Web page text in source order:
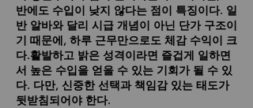
반에도 수입이 낮지 않다는 점이 특징이다. 일
반 알바와 달리 시급 개념이 아닌 단가 구조이
기 때문에, 하루 근무만으로도 체감 수익이 크
다.활발하고 밝은 성격이라면 즐겁게 일하면
서 높은 수입을 얻을 수 있는 기회가 될 수 있
다. 다만, 신중한 선택과 책임감 있는 태도가
뒷받침되어야 한다.